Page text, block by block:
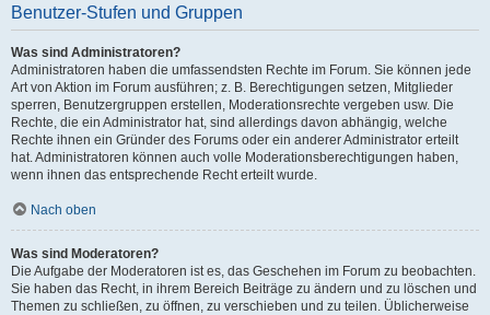
Benutzer-Stufen und Gruppen
Was sind Administratoren?
Administratoren haben die umfassendsten Rechte im Forum. Sie können jede
Art von Aktion im Forum ausführen; z. B. Berechtigungen setzen, Mitglieder
sperren, Benutzergruppen erstellen, Moderationsrechte vergeben usw. Die
Rechte, die ein Administrator hat, sind allerdings davon abhängig, welche
Rechte ihnen ein Gründer des Forums oder ein anderer Administrator erteilt
hat. Administratoren können auch volle Moderationsberechtigungen haben,
wenn ihnen das entsprechende Recht erteilt wurde.
Nach oben
Was sind Moderatoren?
Die Aufgabe der Moderatoren ist es, das Geschehen im Forum zu beobachten.
Sie haben das Recht, in ihrem Bereich Beiträge zu ändern und zu löschen und
Themen zu schließen, zu öffnen, zu verschieben und zu teilen. Üblicherweise